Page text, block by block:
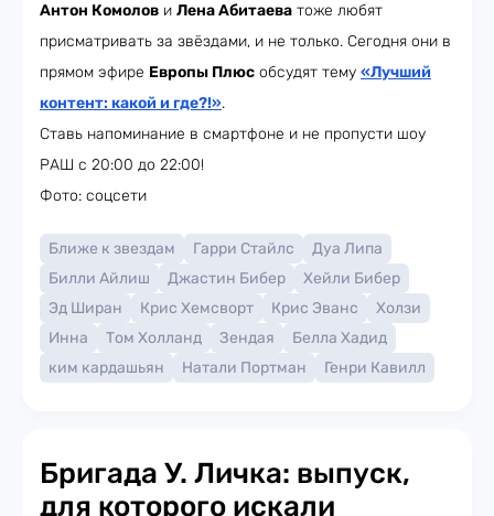
Антон Комолов и Лена Абитаева тоже любят
присматривать за звёздами, и не только. Сегодня они в
прямом эфире Европы Плюс обсудят тему «Лучший
контент: какой и где?!».
Ставь напоминание в смартфоне и не пропусти шоу
РАШ с 20:00 до 22:00!
Фото: соцсети
Ближе к звездам Гарри Стайлс
Дуа Липа
Билли Айлиш
Джастин Бибер
Хейли Бибер
Эд Ширан
Крис Хемсворт Крис Эванс
Холзи
Инна
Том Холланд Зендая
Белла Хадид
ким кардашьян
Натали Портман Генри Кавилл
Бригада У. Личка: выпуск,
для которого искали